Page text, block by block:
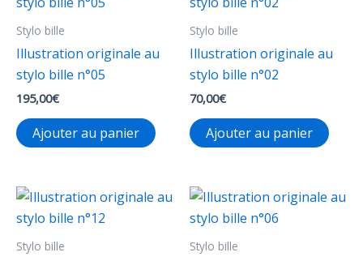
peuvent
choisies
Stylo bille
Illustration originale au
stylo bille n°05
195,00€
Ajouter au panier
Stylo bille
Illustration originale au
stylo bille n°02
70,00€
Ajouter au panier
Stylo bille Stylo bille